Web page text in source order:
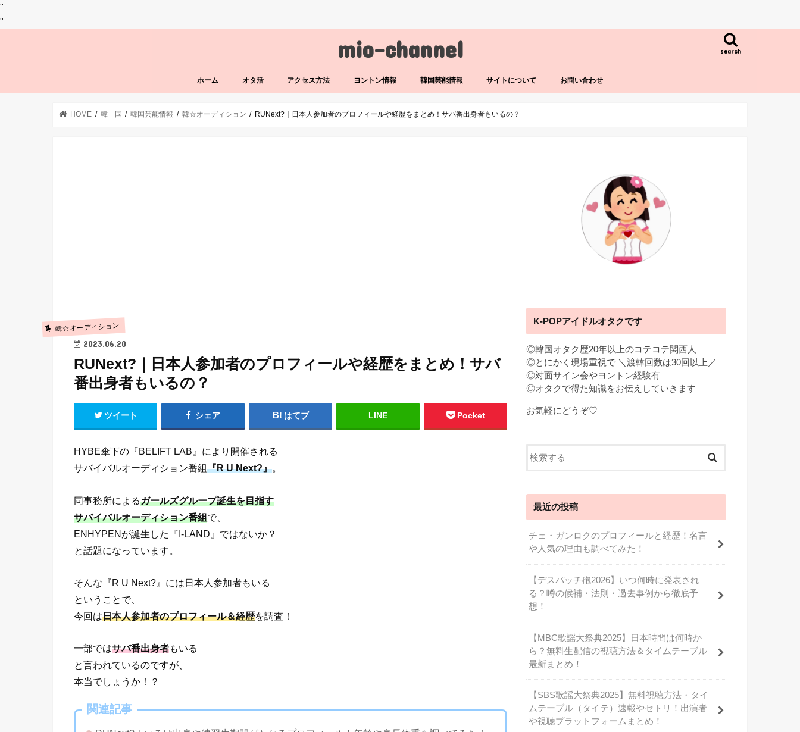
"
"
mio-channel search
ホーム オタ活 アクセス方法 ヨントン情報 韓国芸能情報 サイトについて お問い合わせ
HOME 韓 国 韓国芸能情報 韓☆オーディション RUNext?｜日本人参加者のプロフィールや経歴をまとめ！サバ番出身者もいるの？
韓☆オーディション
2023.06.20
RUNext?｜日本人参加者のプロフィールや経歴をまとめ！サバ
番出身者もいるの？
ツイート シェア はてブ LINE Pocket
HYBE傘下の『BELIFT LAB』により開催される
サバイバルオーディション番組『R U Next?』。
同事務所によるガールズグループ誕生を目指す
サバイバルオーディション番組で、
ENHYPENが誕生した『I-LAND』ではないか？
と話題になっています。
そんな『R U Next?』には日本人参加者もいる
ということで、
今回は日本人参加者のプロフィール＆経歴を調査！
一部ではサバ番出身者もいる
と言われているのですが、
本当でしょうか！？
関連記事
K-POPアイドルオタクです
◎韓国オタク歴20年以上のコテコテ関西人
◎とにかく現場重視で ＼渡韓回数は30回以上／
◎対面サイン会やヨントン経験有
◎オタクで得た知識をお伝えしていきます
お気軽にどうぞ♡
最近の投稿
チェ・ガンロクのプロフィールと経歴！名言
や人気の理由も調べてみた！
【デスパッチ砲2026】いつ何時に発表され
る？噂の候補・法則・過去事例から徹底予
想！
【MBC歌謡大祭典2025】日本時間は何時か
ら？無料生配信の視聴方法＆タイムテーブル
最新まとめ！
【SBS歌謡大祭典2025】無料視聴方法・タイ
ムテーブル（タイテ）速報やセトリ！出演者
や視聴プラットフォームまとめ！